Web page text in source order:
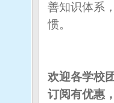
善知识体系
惯。
欢迎各学校
订阅有优惠